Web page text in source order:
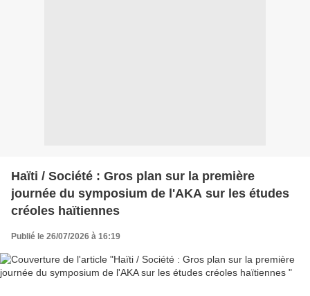
Haïti / Société : Gros plan sur la première
journée du symposium de l'AKA sur les études
créoles haïtiennes
Publié le 26/07/2026 à 16:19